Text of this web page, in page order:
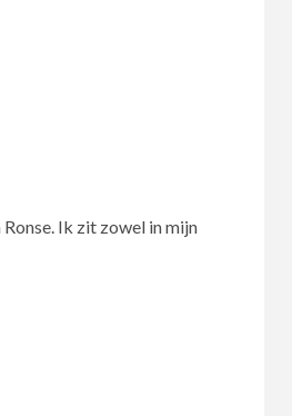
Ik zit zowel in mijn